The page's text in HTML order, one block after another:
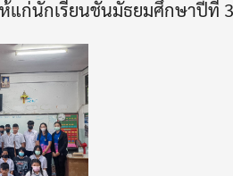
แก่นักเรียนชั้นมัธยมศึกษาปีที่